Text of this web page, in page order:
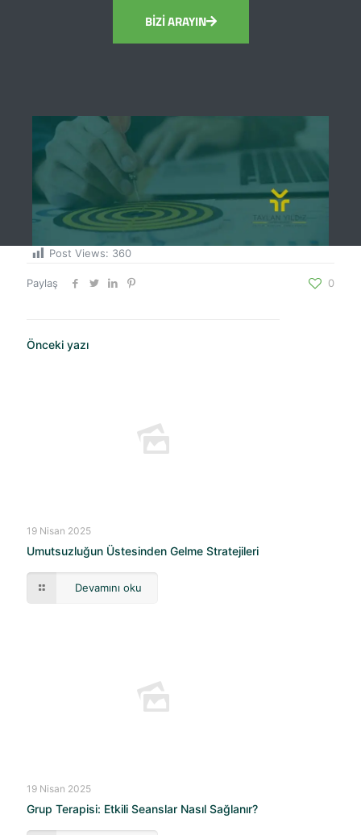
BİZİ ARAYIN
Post Views: 360
Paylaş 0
Önceki yazı
19 Nisan 2025
Umutsuzluğun Üstesinden Gelme Stratejileri
Devamını oku
19 Nisan 2025
Grup Terapisi: Etkili Seanslar Nasıl Sağlanır?